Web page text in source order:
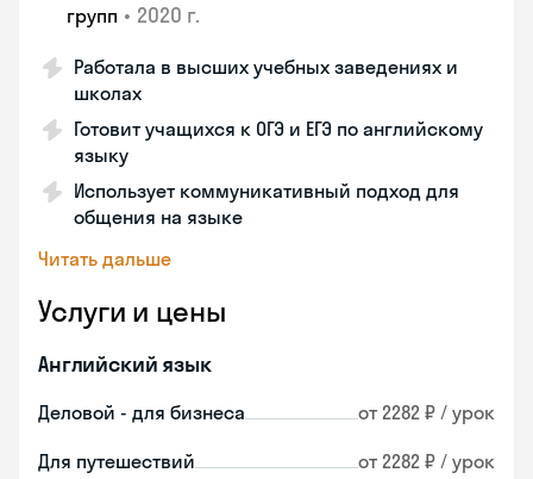
групп • 2020 г.
Работала в высших учебных заведениях и
школах
Готовит учащихся к ОГЭ и ЕГЭ по английскому
языку
Использует коммуникативный подход для
общения на языке
Читать дальше
Услуги и цены
Английский язык
Деловой - для бизнеса от 2282 ₽ / урок
Для путешествий от 2282 ₽ / урок